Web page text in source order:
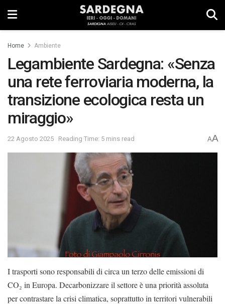
Home Ambiente
Legambiente Sardegna: «Senza
una rete ferroviaria moderna, la
transizione ecologica resta un
miraggio»
22 Agosto 2025 Reading Time: 5 mins read AA
I trasporti sono responsabili di circa un terzo delle emissioni di
CO₂ in Europa. Decarbonizzare il settore è una priorità assoluta
per contrastare la crisi climatica, soprattutto in territori vulnerabili